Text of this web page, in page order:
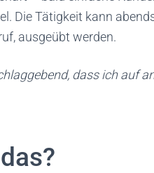
Die Tätigkeit kann
ausgeübt werden.
dass ich auf